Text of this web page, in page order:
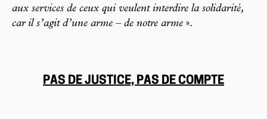
aux services de ceux qui veulent interdire la solidarité,
car il s’agit d’une arme – de notre arme ».
PAS DE JUSTICE, PAS DE COMPTE